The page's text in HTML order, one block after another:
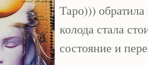
Таро)))
колода стала
состояние и